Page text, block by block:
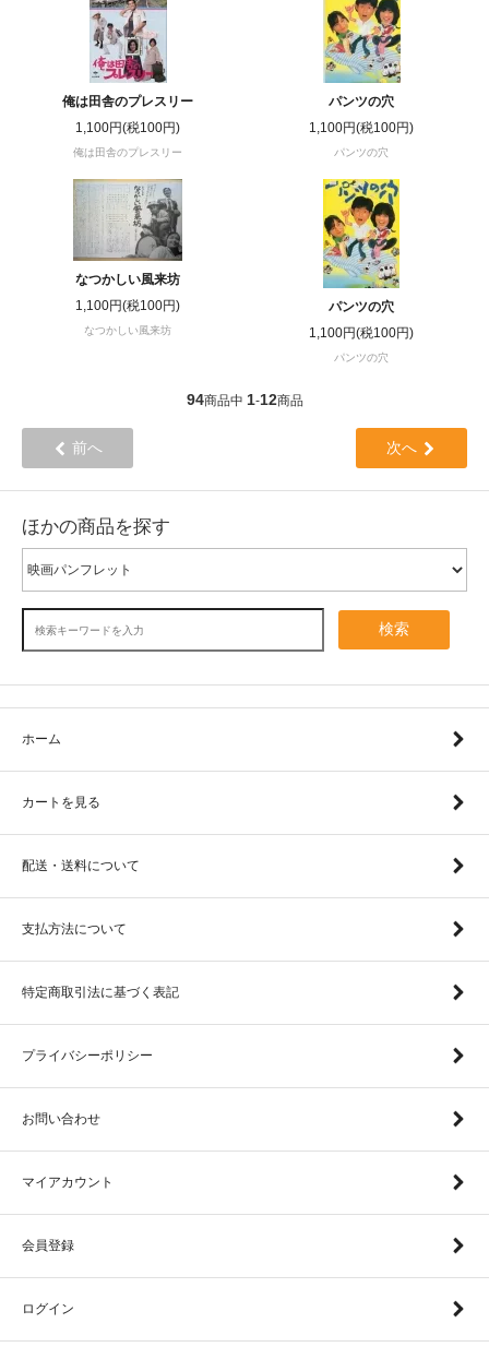
俺は田舎のプレスリー
1,100円(税100円)
俺は田舎のプレスリー
パンツの穴
1,100円(税100円)
パンツの穴
なつかしい風来坊
1,100円(税100円)
なつかしい風来坊
パンツの穴
1,100円(税100円)
パンツの穴
94商品中 1-12商品
前へ 次へ
ほかの商品を探す
検索
ホーム
カートを見る
配送・送料について
支払方法について
特定商取引法に基づく表記
プライバシーポリシー
お問い合わせ
マイアカウント
会員登録
ログイン